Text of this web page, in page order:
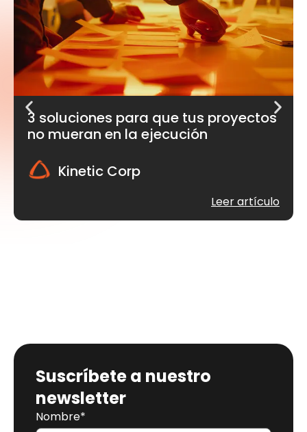
3 soluciones para que tus proyectos
no mueran en la ejecución
Kinetic Corp
Leer artículo
Suscríbete a nuestro
newsletter
Nombre*